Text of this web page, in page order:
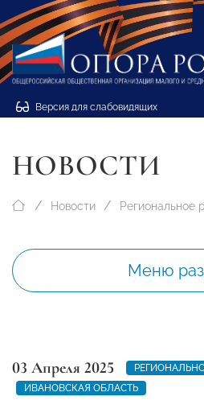
Версия для слабовидящих
НОВОСТИ
Новости Региональное
Меню
03 Апреля 2025
ИВАНОВСКАЯ ОБЛАСТЬ